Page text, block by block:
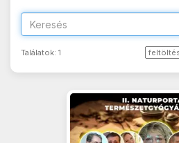
Találatok: 1